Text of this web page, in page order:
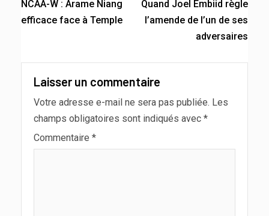
NCAA-W : Arame Niang
efficace face à Temple
Quand Joel Embiid règle
l’amende de l’un de ses
adversaires
Laisser un commentaire
Votre adresse e-mail ne sera pas publiée. Les
champs obligatoires sont indiqués avec *
Commentaire *